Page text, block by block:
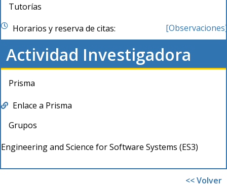
Tutorías
Horarios y reserva de citas:
[Observaciones]
Actividad Investigadora
Prisma
Enlace a Prisma
Grupos
Engineering and Science for Software Systems (ES3)
<< Volver